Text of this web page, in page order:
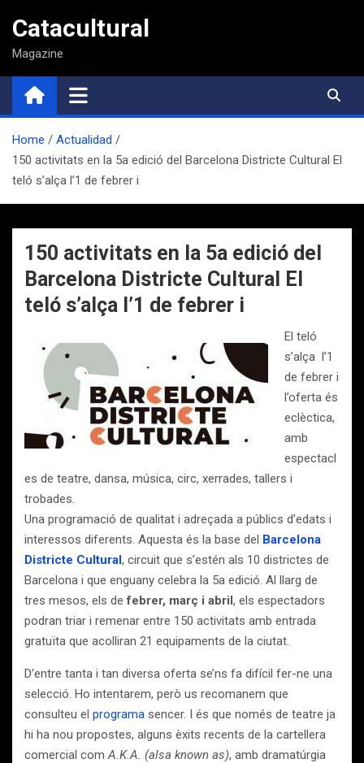
contenido
Catacultural
Magazine
Home
Actualidad
150 activitats en la 5a edició del Barcelona Districte Cultural El
teló s’alça l’1 de febrer i
150 activitats en la 5a edició del
Barcelona Districte Cultural El
teló s’alça l’1 de febrer i
El teló
s’alça l’1
de febrer i
l’oferta és
eclèctica,
amb
espectacl
es de teatre, dansa, música, circ, xerrades, tallers i
trobades.
Una programació de qualitat i adreçada a públics d’edats i
interessos diferents. Aquesta és la base del Barcelona
Districte Cultural, circuit que s’estén als 10 districtes de
Barcelona i que enguany celebra la 5a edició. Al llarg de
tres mesos, els defebrer, març i abril, els espectadors
podran triar i remenar entre 150 activitats amb entrada
gratuïta que acolliran 21 equipaments de la ciutat.
D’entre tanta i tan diversa oferta se’ns fa difícil fer-ne una
selecció. Ho intentarem, però us recomanem que
consulteu el programa sencer. I és que només de teatre ja
hi ha nou propostes, alguns èxits recents de la cartellera
comercial comA.K.A. (alsa known as), amb dramatúrgia